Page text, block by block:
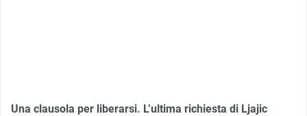
Una clausola per liberarsi. L’ultima richiesta di Ljajic